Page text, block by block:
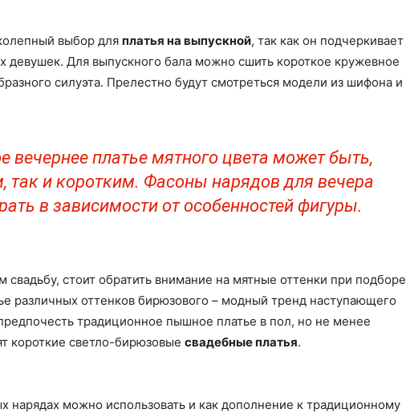
выбор для платья на выпускной, так как он подчеркивает
девушек. Для выпускного бала можно сшить короткое кружевное
силуэта. Прелестно будут смотреться модели из шифона и
вечернее платье мятного цвета может быть,
так и коротким. Фасоны нарядов для вечера
в зависимости от особенностей фигуры.
стоит обратить внимание на мятные оттенки при подборе
различных оттенков бирюзового – модный тренд наступающего
традиционное пышное платье в пол, но не менее
короткие светло-бирюзовые свадебные платья.
нарядах можно использовать и как дополнение к традиционному